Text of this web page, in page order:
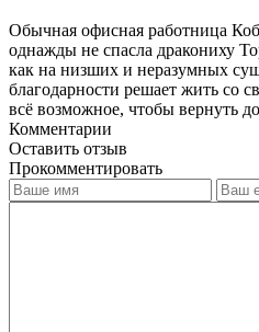
Обычная офисная работница
однажды не спасла дракониху
как на низших и неразумных
благодарности решает жить со
всё возможное, чтобы вернуть
Комментарии
Оставить отзыв
Прокомментировать